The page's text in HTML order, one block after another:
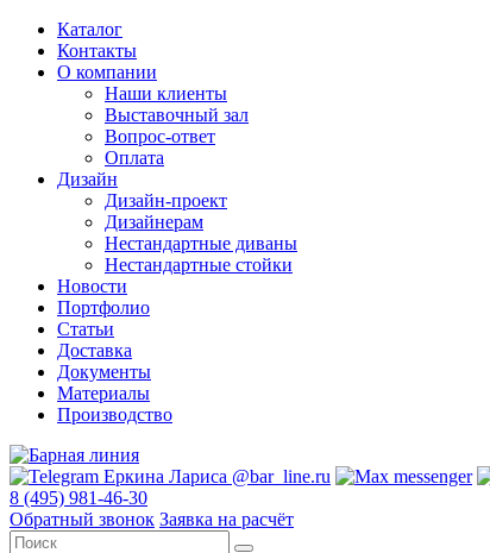
Каталог
Контакты
О компании
Наши клиенты
Выставочный зал
Вопрос-ответ
Оплата
Дизайн
Дизайн-проект
Дизайнерам
Нестандартные диваны
Нестандартные стойки
Новости
Портфолио
Статьи
Доставка
Документы
Материалы
Производство
8 (495) 981-46-30
Обратный звонок Заявка на расчёт